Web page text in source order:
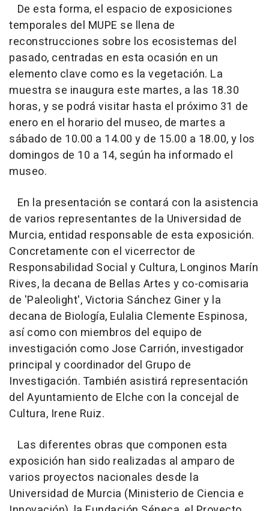
De esta forma, el espacio de exposiciones
temporales del MUPE se llena de
reconstrucciones sobre los ecosistemas del
pasado, centradas en esta ocasión en un
elemento clave como es la vegetación. La
muestra se inaugura este martes, a las 18.30
horas, y se podrá visitar hasta el próximo 31 de
enero en el horario del museo, de martes a
sábado de 10.00 a 14.00 y de 15.00 a 18.00, y los
domingos de 10 a 14, según ha informado el
museo.
En la presentación se contará con la asistencia
de varios representantes de la Universidad de
Murcia, entidad responsable de esta exposición.
Concretamente con el vicerrector de
Responsabilidad Social y Cultura, Longinos Marín
Rives, la decana de Bellas Artes y co-comisaria
de 'Paleolight', Victoria Sánchez Giner y la
decana de Biología, Eulalia Clemente Espinosa,
así como con miembros del equipo de
investigación como Jose Carrión, investigador
principal y coordinador del Grupo de
Investigación. También asistirá representación
del Ayuntamiento de Elche con la concejal de
Cultura, Irene Ruiz.
Las diferentes obras que componen esta
exposición han sido realizadas al amparo de
varios proyectos nacionales desde la
Universidad de Murcia (Ministerio de Ciencia e